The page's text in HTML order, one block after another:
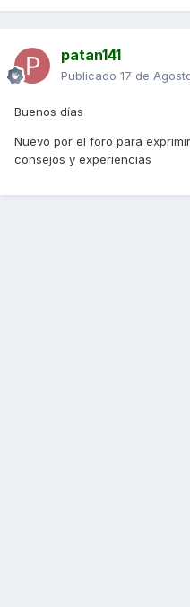
patan141
Publicado 17 de
Buenos días
Nuevo por el foro para
consejos y experiencias